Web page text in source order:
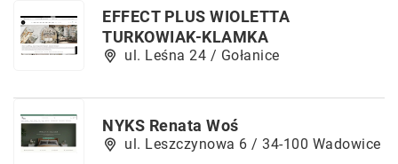
EFFECT PLUS WIOLETTA
TURKOWIAK-KLAMKA
ul. Leśna 24 / Gołanice
NYKS Renata Woś
ul. Leszczynowa 6 / 34-100 Wadowice